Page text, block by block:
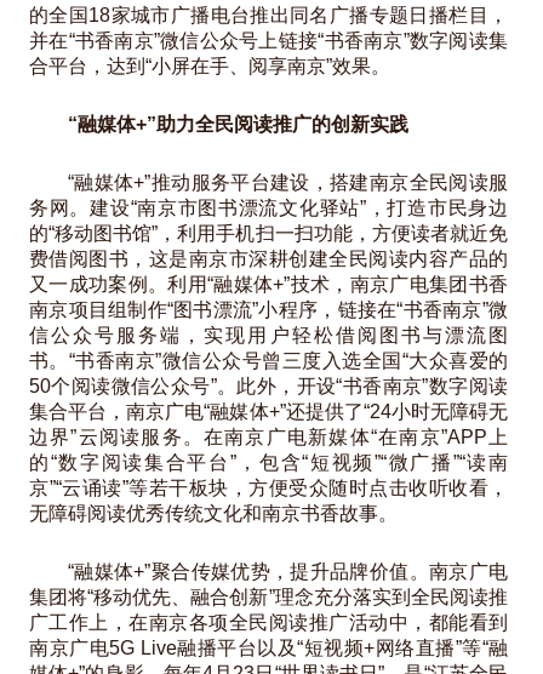
的全国18家城市广播电台推出同名广播专题日播栏目，
并在“书香南京”微信公众号上链接“书香南京”数字阅读集
合平台，达到“小屏在手、阅享南京”效果。
“融媒体+”助力全民阅读推广的创新实践
“融媒体+”推动服务平台建设，搭建南京全民阅读服
务网。建设“南京市图书漂流文化驿站”，打造市民身边
的“移动图书馆”，利用手机扫一扫功能，方便读者就近免
费借阅图书，这是南京市深耕创建全民阅读内容产品的
又一成功案例。利用“融媒体+”技术，南京广电集团书香
南京项目组制作“图书漂流”小程序，链接在“书香南京”微
信公众号服务端，实现用户轻松借阅图书与漂流图
书。“书香南京”微信公众号曾三度入选全国“大众喜爱的
50个阅读微信公众号”。此外，开设“书香南京”数字阅读
集合平台，南京广电“融媒体+”还提供了“24小时无障碍无
边界”云阅读服务。在南京广电新媒体“在南京”APP上
的“数字阅读集合平台”，包含“短视频”“微广播”“读南
京”“云诵读”等若干板块，方便受众随时点击收听收看，
无障碍阅读优秀传统文化和南京书香故事。
“融媒体+”聚合传媒优势，提升品牌价值。南京广电
集团将“移动优先、融合创新”理念充分落实到全民阅读推
广工作上，在南京各项全民阅读推广活动中，都能看到
南京广电5G Live融播平台以及“短视频+网络直播”等“融